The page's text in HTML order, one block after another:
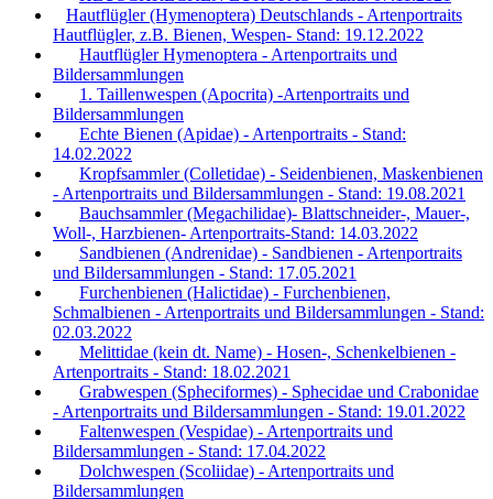
Hautflügler (Hymenoptera) Deutschlands - Artenportraits
Hautflügler, z.B. Bienen, Wespen- Stand: 19.12.2022
Hautflügler Hymenoptera - Artenportraits und
Bildersammlungen
1. Taillenwespen (Apocrita) -Artenportraits und
Bildersammlungen
Echte Bienen (Apidae) - Artenportraits - Stand:
14.02.2022
Kropfsammler (Colletidae) - Seidenbienen, Maskenbienen
- Artenportraits und Bildersammlungen - Stand: 19.08.2021
Bauchsammler (Megachilidae)- Blattschneider-, Mauer-,
Woll-, Harzbienen- Artenportraits-Stand: 14.03.2022
Sandbienen (Andrenidae) - Sandbienen - Artenportraits
und Bildersammlungen - Stand: 17.05.2021
Furchenbienen (Halictidae) - Furchenbienen,
Schmalbienen - Artenportraits und Bildersammlungen - Stand:
02.03.2022
Melittidae (kein dt. Name) - Hosen-, Schenkelbienen -
Artenportraits - Stand: 18.02.2021
Grabwespen (Spheciformes) - Sphecidae und Crabonidae
- Artenportraits und Bildersammlungen - Stand: 19.01.2022
Faltenwespen (Vespidae) - Artenportraits und
Bildersammlungen - Stand: 17.04.2022
Dolchwespen (Scoliidae) - Artenportraits und
Bildersammlungen